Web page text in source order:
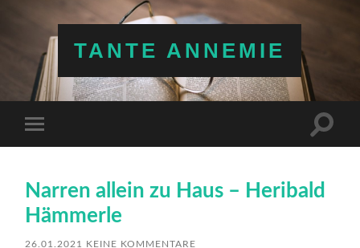
TANTE ANNEMIE
Menü
Narren allein zu Haus – Heribald
Hämmerle
26.01.2021 KEINE KOMMENTARE